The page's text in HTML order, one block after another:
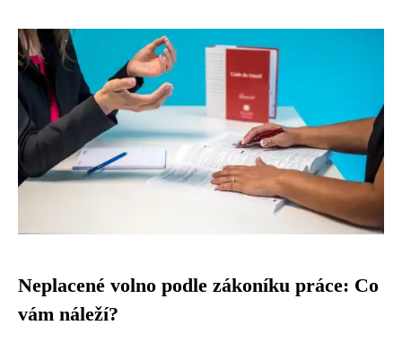
Neplacené volno podle zákoníku práce: Co
vám náleží?